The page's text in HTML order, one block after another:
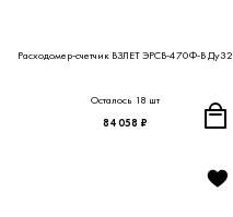
Расходомер-счетчик ВЗЛЕТ ЭРСВ-470Ф-В Ду32
Осталось 18 шт
84 058 ₽